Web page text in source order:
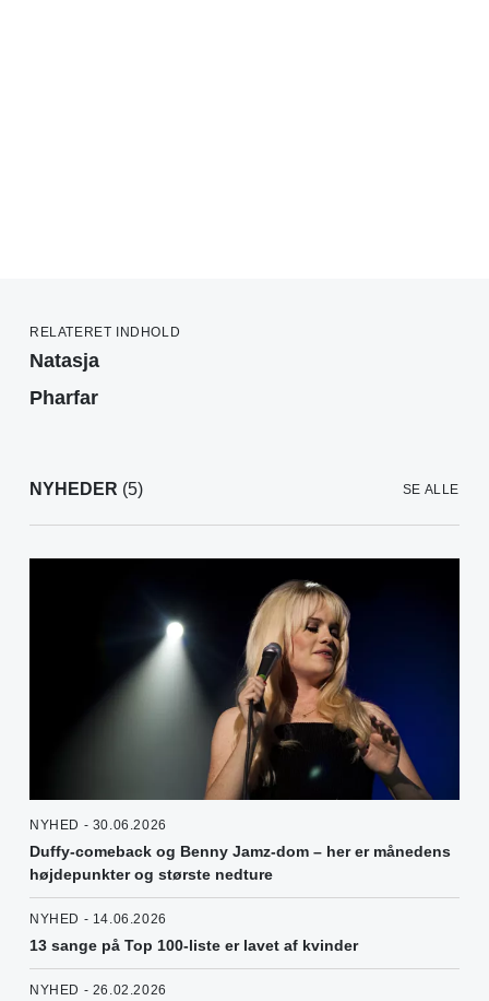
RELATERET INDHOLD
Natasja
Pharfar
NYHEDER (5) SE ALLE
NYHED - 30.06.2026
Duffy-comeback og Benny Jamz-dom – her er månedens
højdepunkter og største nedture
NYHED - 14.06.2026
13 sange på Top 100-liste er lavet af kvinder
NYHED - 26.02.2026